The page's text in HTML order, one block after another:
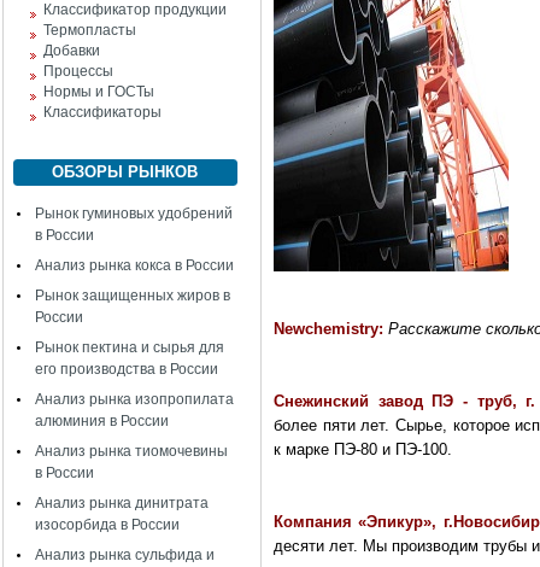
Классификатор продукции
Термопласты
Добавки
Процессы
Нормы и ГОСТы
Классификаторы
ОБЗОРЫ РЫНКОВ
Рынок гуминовых удобрений
в России
Анализ рынка кокса в России
Рынок защищенных жиров в
России
Рынок пектина и сырья для
его производства в России
Анализ рынка изопропилата
алюминия в России
Анализ рынка тиомочевины
в России
Анализ рынка динитрата
изосорбида в России
Анализ рынка сульфида и
Newchemistry: Расскажите
Снежинский завод ПЭ - труб,
более пяти лет. Сырье, которое
к марке ПЭ-80 и ПЭ-100.
Компания «Эпикур»,
десяти лет. Мы производим трубы